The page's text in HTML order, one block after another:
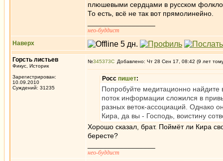
плюшевыми сердцами в русском
То есть, всё не так вот прямолинейно.
нео-буддист
Наверх
Горсть листьев
Фикус, Историк
Зарегистрирован:
10.09.2010
Суждений: 31235
№345373 Добавлено: Чт 28 Сен 17, 08:42 (9 лет
Росс пишет:
Попробуйте медитационно найдите
поток информации сложился в
разных веток-ассоциаций. Однако
Кира, да вы - Господь, воистину
Хорошо сказал, брат. Поймёт ли Кира
бересте?
нео-буддист